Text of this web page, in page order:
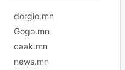
dorgio.mn
Gogo.mn
caak.mn
news.mn